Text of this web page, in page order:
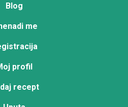
Blog
me
profil
recept